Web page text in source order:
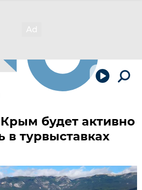
Крым будет активно
в турвыставках